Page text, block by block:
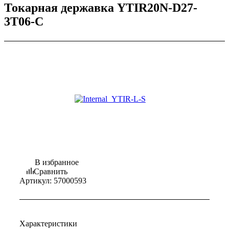
Токарная державка YTIR20N-D27-
3T06-C
В избранное
Сравнить
Артикул: 57000593
Характеристики